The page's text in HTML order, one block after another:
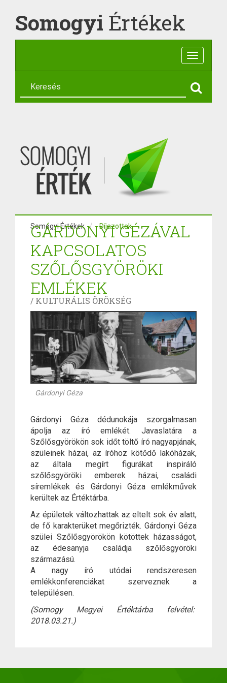
Somogyi Értékek
Toggle
Somogyi Értékek Díjazottak
GÁRDONYI GÉZÁVAL
KAPCSOLATOS
SZŐLŐSGYÖRÖKI
EMLÉKEK
/ KULTURÁLIS ÖRÖKSÉG
Gárdonyi Géza
Gárdonyi Géza dédunokája szorgalmasan
ápolja az író emlékét. Javaslatára a
Szőlősgyörökön sok időt töltő író nagyapjának,
szüleinek házai, az íróhoz kötődő lakóházak,
az általa megírt figurákat inspiráló
szőlősgyöröki emberek házai, családi
síremlékek és Gárdonyi Géza emlékművek
kerültek az Értéktárba.
Az épületek változhattak az eltelt sok év alatt,
de fő karakterüket megőrizték. Gárdonyi Géza
szülei Szőlősgyörökön kötöttek házasságot,
az édesanyja családja szőlősgyöröki
származású.
A nagy író utódai rendszeresen
emlékkonferenciákat szerveznek a
településen.
(Somogy Megyei Értéktárba felvétel:
2018.03.21.)